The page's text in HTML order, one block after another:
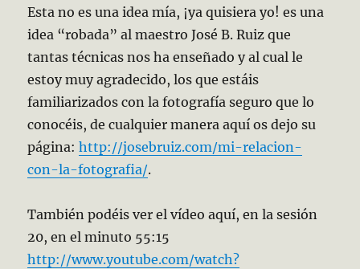
Esta no es una idea mía, ¡ya quisiera yo! es una
idea “robada” al maestro José B. Ruiz que
tantas técnicas nos ha enseñado y al cual le
estoy muy agradecido, los que estáis
familiarizados con la fotografía seguro que lo
conocéis, de cualquier manera aquí os dejo su
página:http://josebruiz.com/mi-relacion-
con-la-fotografia/.
También podéis ver el vídeo aquí, en la sesión
20, en el minuto 55:15
http://www.youtube.com/watch?